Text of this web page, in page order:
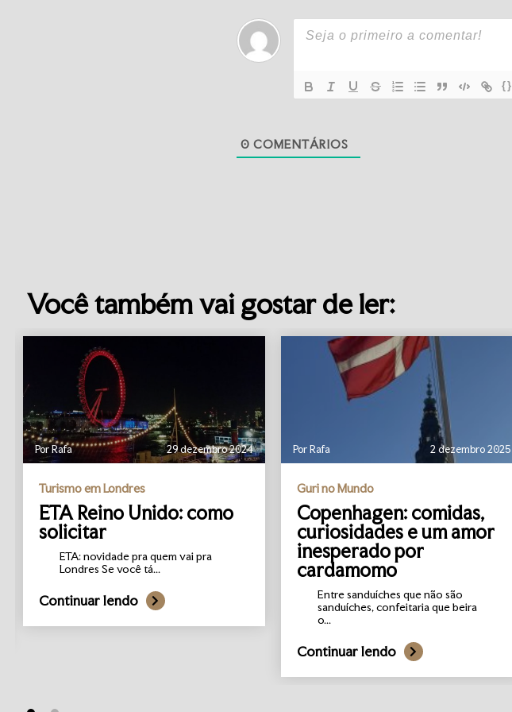
{}
0 COMENTÁRIOS
Você também vai gostar de ler:
Por Rafa 29 dezembro 2024
Turismo em Londres
ETA Reino Unido: como
solicitar
ETA: novidade pra quem vai pra
Londres Se você tá...
Continuar lendo
Por Rafa 2 dezembro 2025
Guri no Mundo
Copenhagen: comidas,
curiosidades e um amor
inesperado por
cardamomo
Entre sanduíches que não são
sanduíches, confeitaria que beira
o...
Continuar lendo